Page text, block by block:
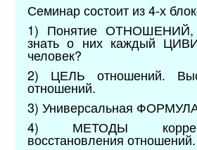
Семинар состоит из 4-х
1) Понятие ОТНОШЕНИЙ,
знать о них каждый
человек?
2) ЦЕЛЬ отношений.
отношений.
3) Универсальная
4) МЕТОДЫ
восстановления отношений.